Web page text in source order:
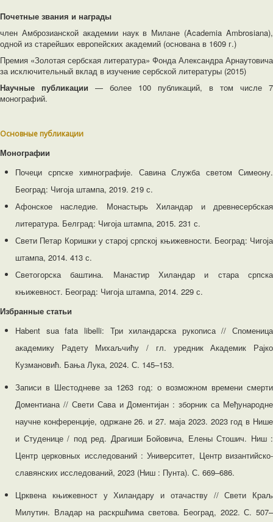
Почетные звания и награды
член Амброзианской академии наук в Милане (Academia Ambrosiana),
одной из старейших европейских академий (основана в 1609 г.)
Премия «Золотая сербская литература» Фонда Александра Арнаутовича
за исключительный вклад в изучение сербской литературы (2015)
Научные публикации — более 100 публикаций, в том числе 7
монографий.
Основные публикации
Монографии
Почеци српске химнографије. Савина Служба светом Симеону.
Београд: Чигоја штампа, 2019. 219 с.
Афонское наследие. Монастырь Хиландар и древнeсербская
литература. Белград: Чигоја штампа, 2015. 231 с.
Свети Петар Коришки у старој српској књижевности. Београд: Чигоја
штампа, 2014. 413 с.
Светогорска баштина. Манастир Хиландар и стара српска
књижевност. Београд: Чигоја штампа, 2014. 229 с.
Избранные статьи
Habent sua fata libelli: Три хиландарска рукописа // Споменица
академику Радету Михаљчићу / гл. уредник Академик Рајко
Кузмановић. Бања Лука, 2024. С. 145–153.
Записи в Шестодневе за 1263 год: о возможном времени смерти
Доментиана // Свети Сава и Доментијан : зборник са Међународне
научне конференције, одржане 26. и 27. маја 2023. 2023 год в Нише
и Студенице / под ред. Драгиши Бойовича, Елены Стошич. Ниш :
Центр церковных исследований : Университет, Центр византийско-
славянских исследований, 2023 (Ниш : Пунта). С. 669–686.
Црквена књижевност у Хиландару и отачаству // Свети Краљ
Милутин. Владар на раскршћима светова. Београд, 2022. С. 507–